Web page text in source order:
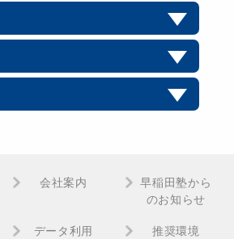
会社案内
早稲田塾から
のお知らせ
データ利用 推奨環境